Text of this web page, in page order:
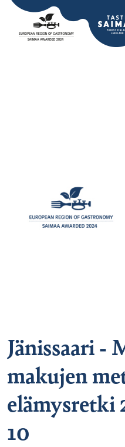
Jänissaari -
makujen
elämysretki
10